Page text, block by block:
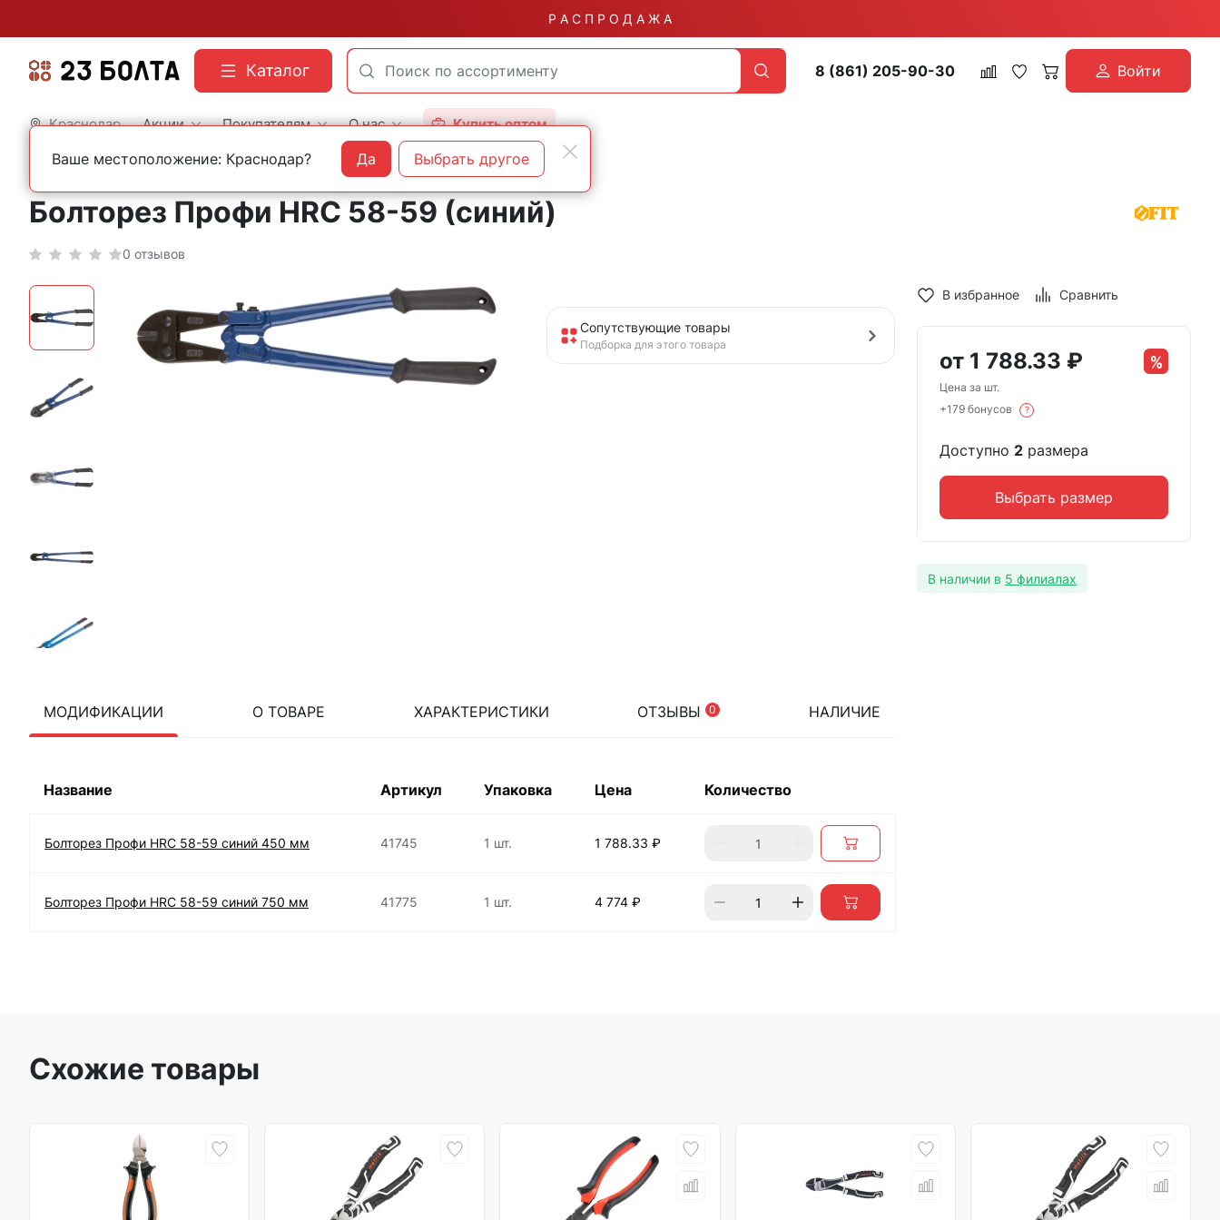
Р А С П Р О Д А Ж А
Каталог 8 (861) 205-90-30 Войти
Краснодар Акции Покупателям О нас Купить оптом
Главная Строительный инструмент Бокорезы и болторезы
Болторез Профи HRC 58-59 (синий)
0 отзывов
Сопутствующие товары
Подборка для этого товара
МОДИФИКАЦИИ О ТОВАРЕ ХАРАКТЕРИСТИКИ ОТЗЫВЫ 0 НАЛИЧИЕ
Название Артикул Упаковка Цена Количество
Болторез Профи HRC 58-59 синий 450 мм 41745 1 шт. 1 788.33 ₽
Болторез Профи HRC 58-59 синий 750 мм 41775 1 шт. 4 774 ₽
В избранное Сравнить
от 1 788.33 ₽
Цена за шт.
+179 бонусов
?
Доступно 2 размера
Выбрать размер
В наличии в 5 филиалах
Схожие товары
Ваше местоположение: Краснодар? Да Выбрать другое